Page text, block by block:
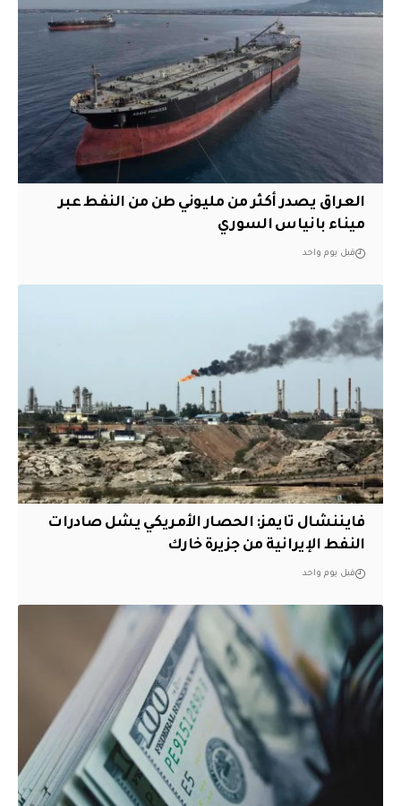
العراق يصدر أكثر من مليوني طن من النفط عبر
ميناء بانياس السوري
قبل يوم واحد
فايننشال تايمز: الحصار الأمريكي يشل صادرات
النفط الإيرانية من جزيرة خارك
قبل يوم واحد